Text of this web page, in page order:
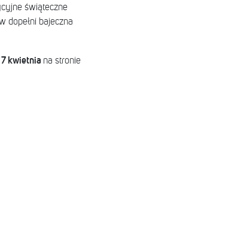
świąteczne
dopełni bajeczna
7 kwietnia na stronie